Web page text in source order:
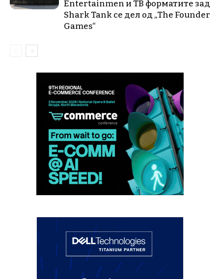
Entertainmen и ТВ форматите зад
Shark Tank се дел од „The Founder
Games“